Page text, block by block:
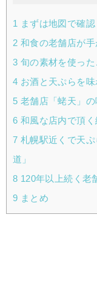
1 まずは地図で確認
2 和食の老舗店が手
3 旬の素材を使った
4 お酒と天ぷらを味
5 老舗店「蛯天」の
6 和風な店内で頂く
7 札幌駅近くで天
道」
8 120年以上続く老
9 まとめ